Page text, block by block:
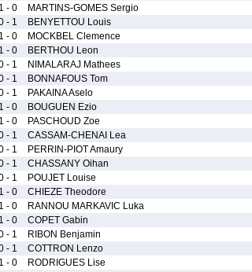
1 - 0 MARTINS-GOMES Sergio
- 1 BENYETTOU Louis
1 - 0 MOCKBEL Clemence
1 - 0 BERTHOU Leon
- 1 NIMALARAJ Mathees
- 1 BONNAFOUS Tom
- 1 PAKAINA Aselo
1 - 0 BOUGUEN Ezio
1 - 0 PASCHOUD Zoe
- 1 CASSAM-CHENAI Lea
- 1 PERRIN-PIOT Amaury
- 1 CHASSANY Oihan
- 1 POUJET Louise
1 - 0 CHIEZE Theodore
1 - 0 RANNOU MARKAVIC Luka
1 - 0 COPET Gabin
- 1 RIBON Benjamin
- 1 COTTRON Lenzo
1 - 0 RODRIGUES Lise